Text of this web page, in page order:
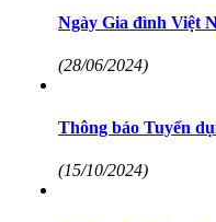
Ngày Gia đình Việt
(28/06/2024)
Thông báo Tuyển
(15/10/2024)